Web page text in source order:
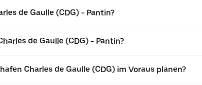
de Gaulle (CDG) - Pantin?
de Gaulle (CDG) - Pantin?
Charles de Gaulle (CDG) im Voraus planen?